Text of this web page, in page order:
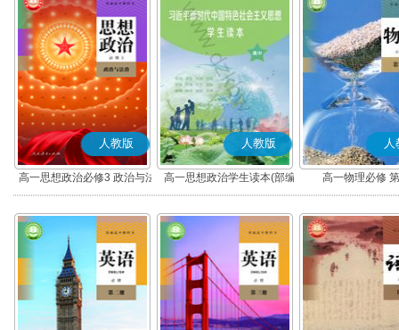
人教版
高一思想政治必修3 政治与法
治(部编版)
人教版
高一思想政治学生读本(部编
版)
人
高一物理必修